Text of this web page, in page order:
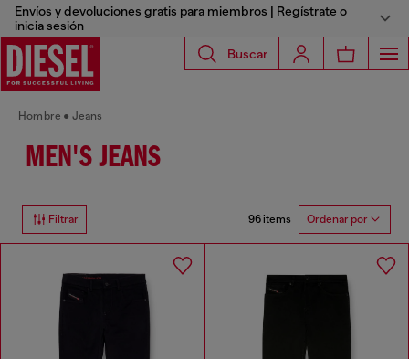
Envíos y devoluciones gratis para miembros | Regístrate o
inicia sesión
Buscar
Hombre Jeans
MEN'S JEANS
Filtrar 96 items Ordenar por